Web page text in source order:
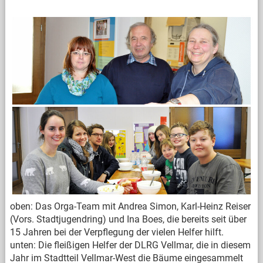
oben: Das Orga-Team mit Andrea Simon, Karl-Heinz Reiser
(Vors. Stadtjugendring) und Ina Boes, die bereits seit über
15 Jahren bei der Verpflegung der vielen Helfer hilft.
unten: Die fleißigen Helfer der DLRG Vellmar, die in diesem
Jahr im Stadtteil Vellmar-West die Bäume eingesammelt